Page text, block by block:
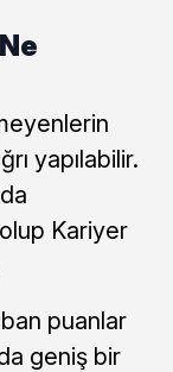
yapılabilir.
Kariyer
puanlar
geniş bir